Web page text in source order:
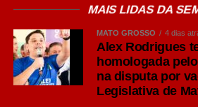
consumo e costumam acompanhar
IPA: personalidade marcada pelo
Um dos estilos que mais cresceram
últimos anos é a India Pale Ale (IPA),
MAIS LIDAS DA
MATO GROSSO 4 dias
Alex Rodrigues
homologada
na disputa por
Legislativa de